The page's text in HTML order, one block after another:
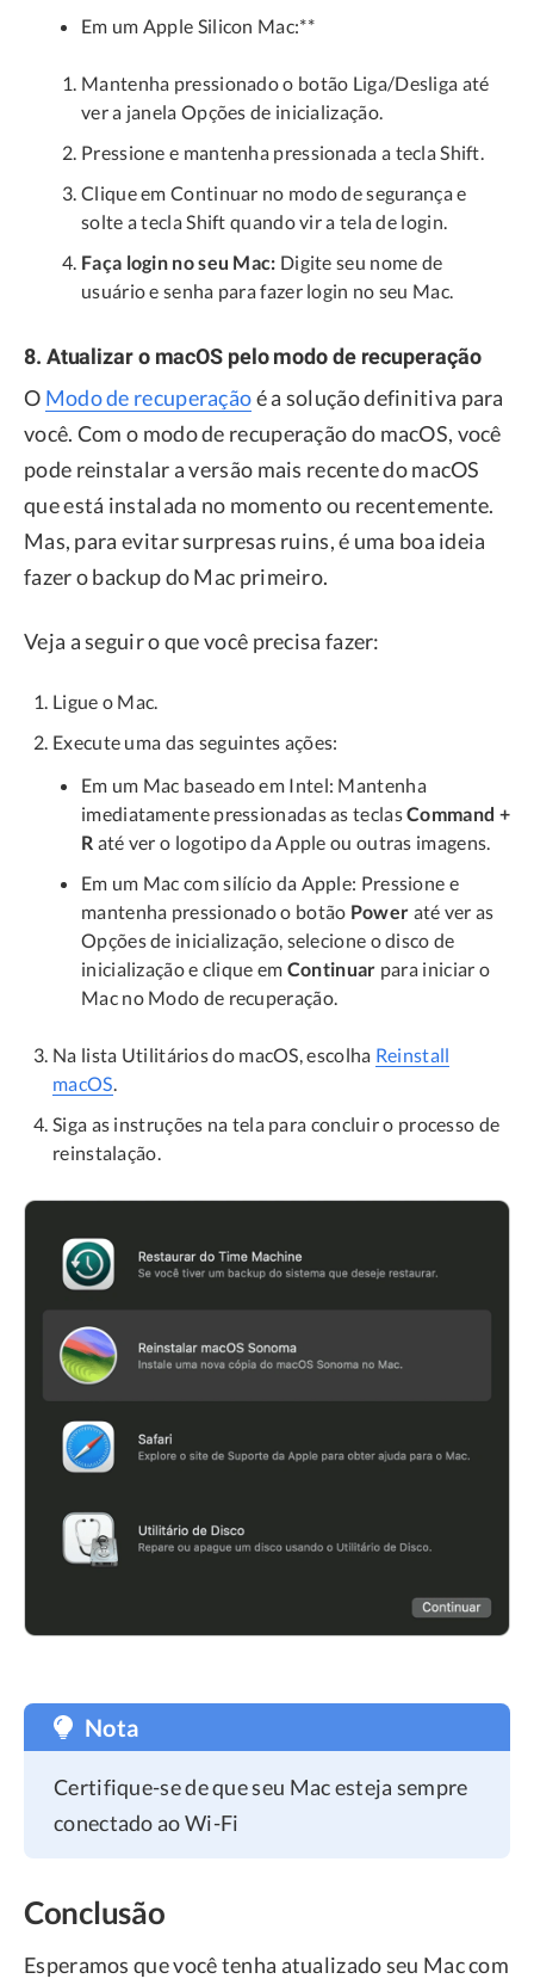
Em um Apple Silicon Mac:**
Mantenha pressionado o botão Liga/Desliga até
ver a janela Opções de inicialização.
Pressione e mantenha pressionada a tecla Shift.
Clique em Continuar no modo de segurança e
solte a tecla Shift quando vir a tela de login.
Faça login no seu Mac: Digite seu nome de
usuário e senha para fazer login no seu Mac.
8. Atualizar o macOS pelo modo de recuperação
O Modo de recuperaçãoé a solução definitiva para
você. Com o modo de recuperação do macOS, você
pode reinstalar a versão mais recente do macOS
que está instalada no momento ou recentemente.
Mas, para evitar surpresas ruins, é uma boa ideia
fazer o backup do Mac primeiro.
Veja a seguir o que você precisa fazer:
Ligue o Mac.
Execute uma das seguintes ações:
Em um Mac baseado em Intel: Mantenha
imediatamente pressionadas as teclasCommand +
R até ver o logotipo da Apple ou outras imagens.
Em um Mac com silício da Apple: Pressione e
mantenha pressionado o botão Power até ver as
Opções de inicialização, selecione o disco de
inicialização e clique em Continuar para iniciar o
Mac no Modo de recuperação.
Na lista Utilitários do macOS, escolha Reinstall
macOS.
Siga as instruções na tela para concluir o processo de
reinstalação.
Nota
Certifique-se de que seu Mac esteja sempre
conectado ao Wi-Fi
Conclusão
Esperamos que você tenha atualizado seu Mac com